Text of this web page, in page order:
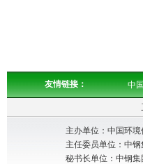
友情链接： 中
主办单位：中国环
主任委员单位：中
秘书长单位：中钢